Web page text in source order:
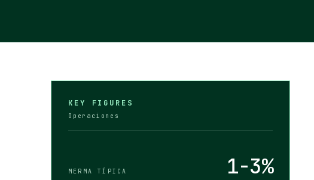
KEY FIGURES
Operaciones
MERMA TÍPICA 1-3%